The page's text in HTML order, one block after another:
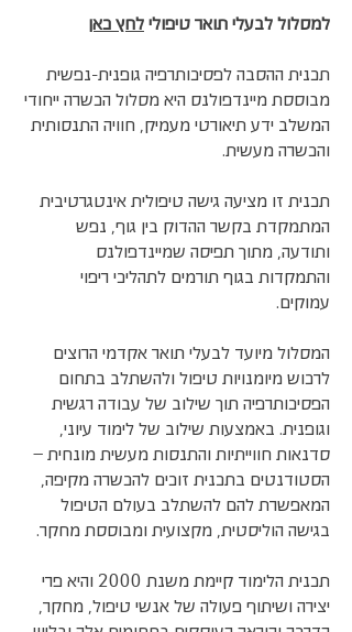
למסלול לבעלי תואר טיפולי לחץ כאן
תכנית ההסבה לפסיכותרפיה גופנית-נפשית
מבוססת מיינדפולנס היא מסלול הכשרה ייחודי
המשלב ידע תיאורטי מעמיק, חוויה התנסותית
והכשרה מעשית.
תכנית זו מציעה גישה טיפולית אינטגרטיבית
המתמקדת בקשר ההדוק בין גוף, נפש
ותודעה, מתוך תפיסה שמיינדפולנס
והתמקדות בגוף תורמים לתהליכי ריפוי
עמוקים.
המסלול מיועד לבעלי תואר אקדמי הרוצים
לרכוש מיומנויות טיפול ולהשתלב בתחום
הפסיכותרפיה תוך שילוב של עבודה רגשית
וגופנית. באמצעות שילוב של לימוד עיוני,
סדנאות חווייתיות והתנסות מעשית מונחית –
הסטודנטים בתכנית זוכים להכשרה מקיפה,
המאפשרת להם להשתלב בעולם הטיפול
בגישה הוליסטית, מקצועית ומבוססת מחקר.
תכנית הלימוד קיימת משנת 2000 והיא פרי
יצירה ושיתוף פעולה של אנשי טיפול, מחקר,